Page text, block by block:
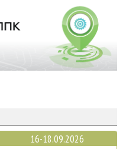
16-18.09.2026